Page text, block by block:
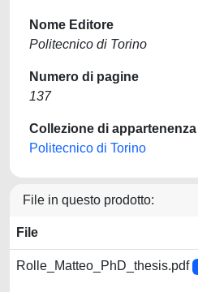
Nome Editore
Politecnico di Torino
Numero di pagine
137
Collezione di appartenenza
Politecnico di Torino
File in questo prodotto:
File
Rolle_Matteo_PhD_thesis.pdf